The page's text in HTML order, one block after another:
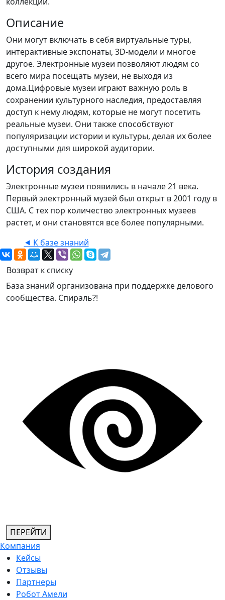
Описание
Они могут включать в себя виртуальные туры,
интерактивные экспонаты, 3D-модели и многое
другое. Электронные музеи позволяют людям со
всего мира посещать музеи, не выходя из
дома.Цифровые музеи играют важную роль в
сохранении культурного наследия, предоставляя
доступ к нему людям, которые не могут посетить
реальные музеи. Они также способствуют
популяризации истории и культуры, делая их более
доступными для широкой аудитории.
История создания
Электронные музеи появились в начале 21 века.
Первый электронный музей был открыт в 2001 году в
США. С тех пор количество электронных музеев
растет, и они становятся все более популярными.
⯇ К базе знаний
Возврат к списку
База знаний организована при поддержке делового
сообщества. Спираль?!
ПЕРЕЙТИ
Компания
Кейсы
Отзывы
Партнеры
Робот Амели